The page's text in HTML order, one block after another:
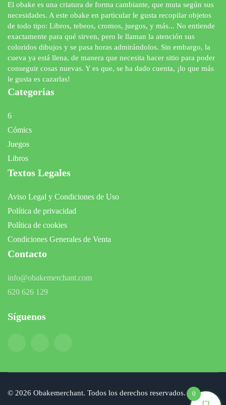
El obake es una criatura de forma cambiante, que muta según sus
necesidades. A este obake en particular le gusta recopilar objetos
de todo tipo: Libros, tebeos, cromos, juegos, y más... No entiende
exactamente para qué sirven, pero le llaman la atención sus
coloridos dibujos y se pasa horas admirándolos. Sin embargo, la
cueva ya está llena, de manera que necesita hacer sitio para poder
conseguir cosas nuevas. Y es que, se ha dado cuenta, ¡lo que más
le gusta es cazarlas!
Categorias
6
Cómics
Juegos
Libros
Textos Legales
Aviso Legal y Condiciones de Uso
Política de privacidad
Política de cookies
Condiciones Generales de Venta
Contacto
info@obakemerchant.com
620 626 129
Síguenos
© 2026 Obakemerchant. Todos los derechos reservados. 0